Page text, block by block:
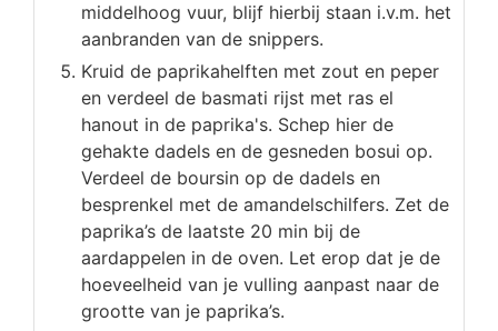
middelhoog vuur, blijf hierbij staan i.v.m. het
aanbranden van de snippers.
Kruid de paprikahelften met zout en peper
en verdeel de basmati rijst met ras el
hanout in de paprika's. Schep hier de
gehakte dadels en de gesneden bosui op.
Verdeel de boursin op de dadels en
besprenkel met de amandelschilfers. Zet de
paprika’s de laatste 20 min bij de
aardappelen in de oven. Let erop dat je de
hoeveelheid van je vulling aanpast naar de
grootte van je paprika’s.